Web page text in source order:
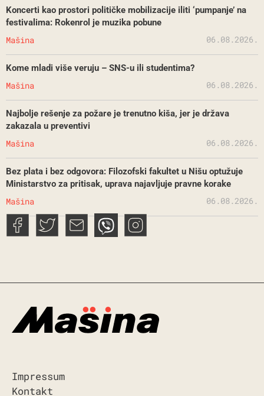
Koncerti kao prostori političke mobilizacije iliti ‘pumpanje’ na
festivalima: Rokenrol je muzika pobune
Mašina 06.08.2026.
Kome mladi više veruju – SNS-u ili studentima?
Mašina 06.08.2026.
Najbolje rešenje za požare je trenutno kiša, jer je država
zakazala u preventivi
Mašina 06.08.2026.
Bez plata i bez odgovora: Filozofski fakultet u Nišu optužuje
Ministarstvo za pritisak, uprava najavljuje pravne korake
Mašina 06.08.2026.
Impressum
Kontakt